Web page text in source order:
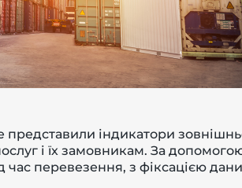
індикатори
і їх замовникам. За
перевезення, з фіксацією